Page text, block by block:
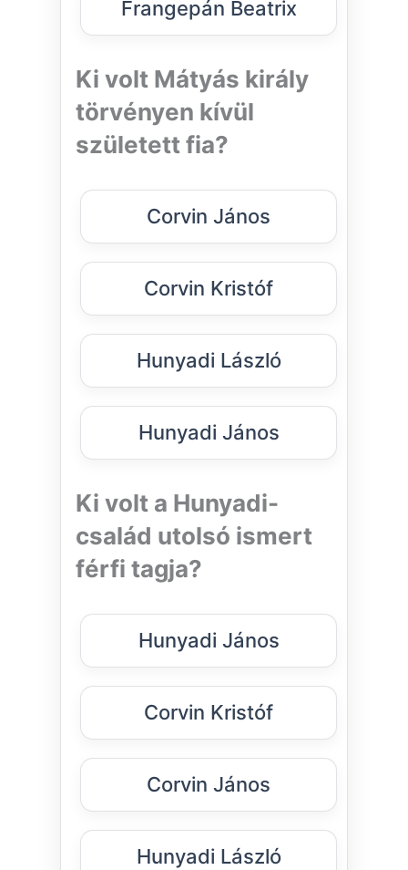
Frangepán Beatrix
Ki volt Mátyás király
törvényen kívül
született fia?
Corvin János
Corvin Kristóf
Hunyadi László
Hunyadi János
Ki volt a Hunyadi-
család utolsó ismert
férfi tagja?
Hunyadi János
Corvin Kristóf
Corvin János
Hunyadi László